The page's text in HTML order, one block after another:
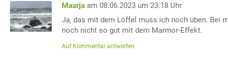
Maarja am 08.06.2023 um 23:18 Uhr
Ja, das mit dem Löffel muss ich noch üben. Bei
noch nicht so gut mit dem Marmor-Effekt.
Auf Kommentar antworten